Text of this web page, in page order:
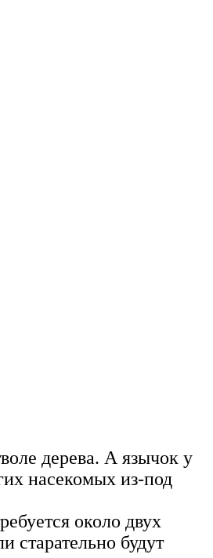
дерева. А язычок у
насекомых из-под
около двух
старательно будут